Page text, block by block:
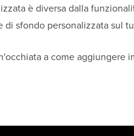
è diversa dalla
sfondo personalizzata sul
a come aggiungere